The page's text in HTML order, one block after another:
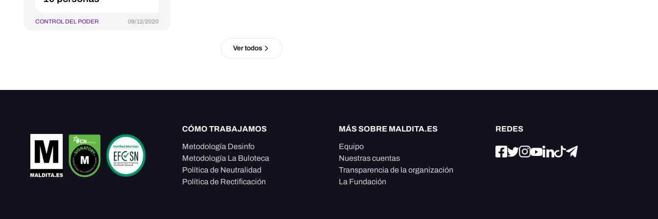
CONTROL DEL PODER 09/12/2020
Ver todos
CÓMO TRABAJAMOS
Metodología Desinfo
Metodología La Buloteca
Política de Neutralidad
Política de Rectificación
MÁS SOBRE MALDITA.ES
Equipo
Nuestras cuentas
Transparencia de la organización
La Fundación
REDES